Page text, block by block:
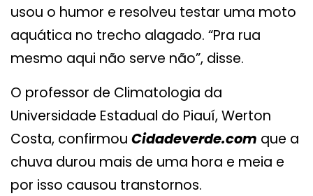
usou o humor e resolveu testar uma moto
aquática no trecho alagado. “Pra rua
mesmo aqui não serve não”, disse.
O professor de Climatologia da
Universidade Estadual do Piauí, Werton
Costa, confirmou Cidadeverde.com que a
chuva durou mais de uma hora e meia e
por isso causou transtornos.